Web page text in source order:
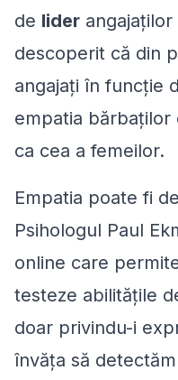
de lider
descoperit că din
angajați în funcție
empatia bărbaților
ca cea a femeilor.
Empatia poate fi
Psihologul Paul
online care
testeze abilitățile
doar privindu-i
învăța să